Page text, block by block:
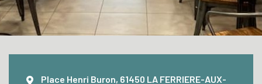
Place Henri Buron, 61450 LA FERRIERE-AUX-